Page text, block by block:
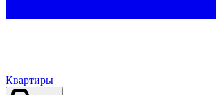
Квартиры